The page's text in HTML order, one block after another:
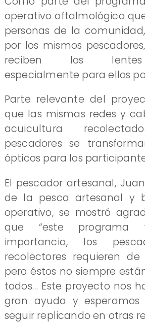
operativo oftalmológico
personas de la
por los mismos
reciben los lentes
especialmente para ellos
Parte relevante del
que las mismas redes y
acuicultura
pescadores se
ópticos para los
El pescador artesanal,
de la pesca artesanal y
operativo, se mostró
que “este programa
importancia, los
recolectores requieren
pero éstos no siempre
todos… Este proyecto nos
gran ayuda y
seguir replicando en otras